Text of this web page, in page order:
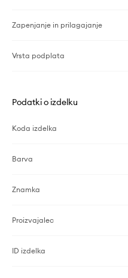
Zapenjanje in prilagajanje
Vrsta podplata
Podatki o izdelku
Koda izdelka
Barva
Znamka
Proizvajalec
ID izdelka